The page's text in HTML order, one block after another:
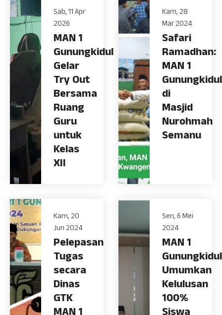
Sab, 11 Apr
2026
MAN 1
Gunungkidul
Gelar
Try Out
Bersama
Ruang
Guru
untuk
Kelas
XII
Kam, 28
Mar 2024
Safari
Ramadhan:
MAN 1
Gunungkidul
di
Masjid
Nurohmah
Semanu
Kam, 20
Jun 2024
Pelepasan
Tugas
secara
Dinas
GTK
Sen, 6 Mei
2024
MAN 1
Gunungkidul
Umumkan
Kelulusan
100%